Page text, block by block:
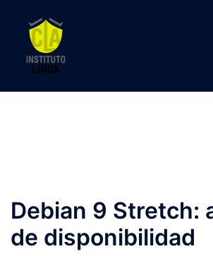
contenido
Debian 9 Stretch:
de disponibilidad